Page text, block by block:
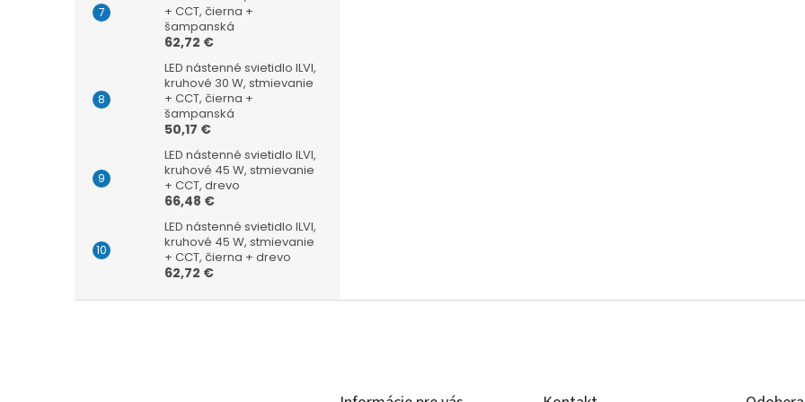
+ CCT, čierna +
šampanská
62,72 €
LED nástenné svietidlo ILVI,
kruhové 30 W, stmievanie
+ CCT, čierna +
šampanská
50,17 €
LED nástenné svietidlo ILVI,
kruhové 45 W, stmievanie
+ CCT, drevo
66,48 €
LED nástenné svietidlo ILVI,
kruhové 45 W, stmievanie
+ CCT, čierna + drevo
62,72 €